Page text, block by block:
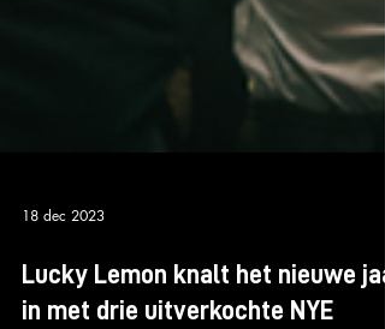
18 dec 2023
Lucky Lemon knalt het nieuwe